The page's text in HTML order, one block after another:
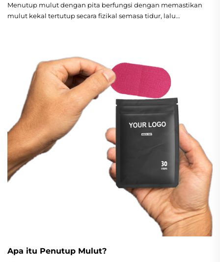
Menutup mulut dengan pita berfungsi dengan memastikan
mulut kekal tertutup secara fizikal semasa tidur, lalu
pernafasan melalui hidung...
Apa itu Penutup Mulut?